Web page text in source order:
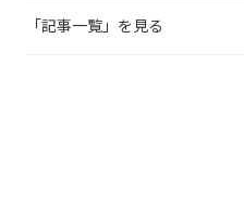
「記事一覧」を見る